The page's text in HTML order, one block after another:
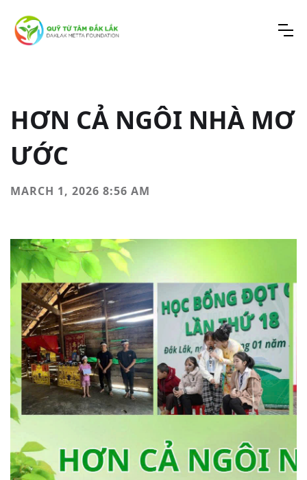
HƠN CẢ NGÔI NHÀ MƠ
ƯỚC
MARCH 1, 2026 8:56 AM